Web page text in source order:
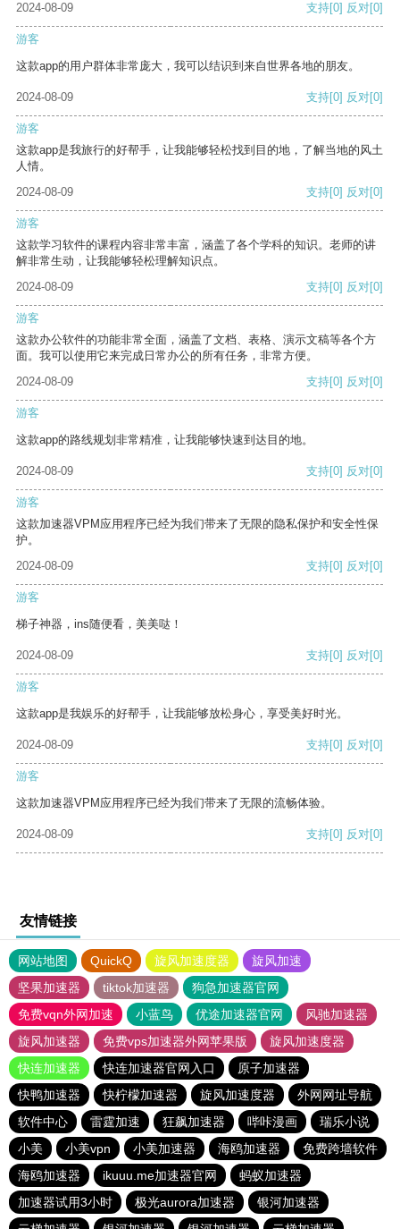
2024-08-09
支持[0] 反对[0]
游客
这款app的用户群体非常庞大，我可以结识到来自世界各地的朋友。
2024-08-09 支持[0] 反对[0]
游客
这款app是我旅行的好帮手，让我能够轻松找到目的地，了解当地的风土
人情。
2024-08-09
支持[0] 反对[0]
游客
这款学习软件的课程内容非常丰富，涵盖了各个学科的知识。老师的讲
解非常生动，让我能够轻松理解知识点。
2024-08-09
支持[0] 反对[0]
游客
这款办公软件的功能非常全面，涵盖了文档、表格、演示文稿等各个方
面。我可以使用它来完成日常办公的所有任务，非常方便。
2024-08-09
支持[0] 反对[0]
游客
这款app的路线规划非常精准，让我能够快速到达目的地。
2024-08-09 支持[0] 反对[0]
游客
这款加速器VPM应用程序已经为我们带来了无限的隐私保护和安全性保
护。
2024-08-09
支持[0] 反对[0]
游客
梯子神器，ins随便看，美美哒！
2024-08-09 支持[0] 反对[0]
游客
这款app是我娱乐的好帮手，让我能够放松身心，享受美好时光。
2024-08-09 支持[0] 反对[0]
游客
这款加速器VPM应用程序已经为我们带来了无限的流畅体验。
2024-08-09 支持[0] 反对[0]
友情链接
网站地图 QuickQ 旋风加速度器
旋风加速
坚果加速器
tiktok加速器
狗急加速器官网
免费vqn外网加速
小蓝鸟 优途加速器官网
风驰加速器
旋风加速器
免费vps加速器外网苹果版
旋风加速度器
快连加速器
快连加速器官网入口
原子加速器
快鸭加速器
快柠檬加速器 旋风加速度器
外网网址导航
软件中心
雷霆加速 狂飙加速器 哔咔漫画
瑞乐小说
小美
小美vpn 小美加速器 海鸥加速器
免费跨墙软件
海鸥加速器
ikuuu.me加速器官网
蚂蚁加速器
加速器试用3小时
极光aurora加速器
银河加速器